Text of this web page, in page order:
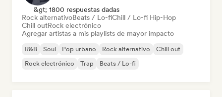
&gt; 1800 respuestas dadas
Rock alternativoBeats / Lo-fiChill / Lo-fi Hip-Hop
Chill outRock electrónico
Agregar artistas a mis playlists de mayor impacto
R&B Soul Pop urbano Rock alternativo
Chill out
Rock electrónico
Trap Beats / Lo-fi